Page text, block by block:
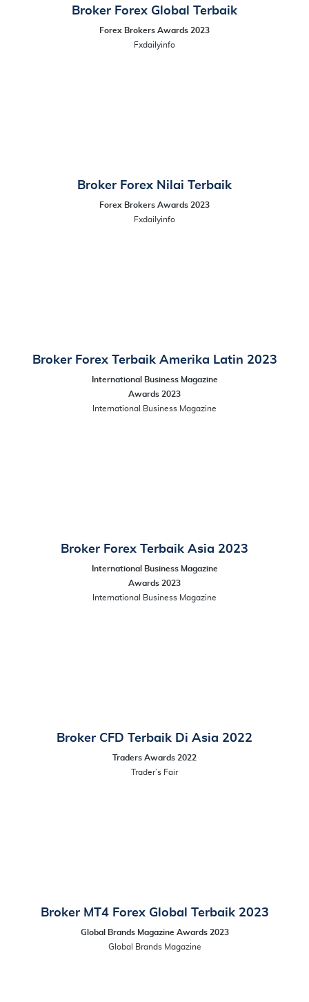
Broker Forex Global Terbaik
Forex Brokers Awards 2023
Fxdailyinfo
Broker Forex Nilai Terbaik
Forex Brokers Awards 2023
Fxdailyinfo
Broker Forex Terbaik Amerika Latin 2023
International Business Magazine
Awards 2023
International Business Magazine
Broker Forex Terbaik Asia 2023
International Business Magazine
Awards 2023
International Business Magazine
Broker CFD Terbaik Di Asia 2022
Traders Awards 2022
Trader’s Fair
Broker MT4 Forex Global Terbaik 2023
Global Brands Magazine Awards 2023
Global Brands Magazine